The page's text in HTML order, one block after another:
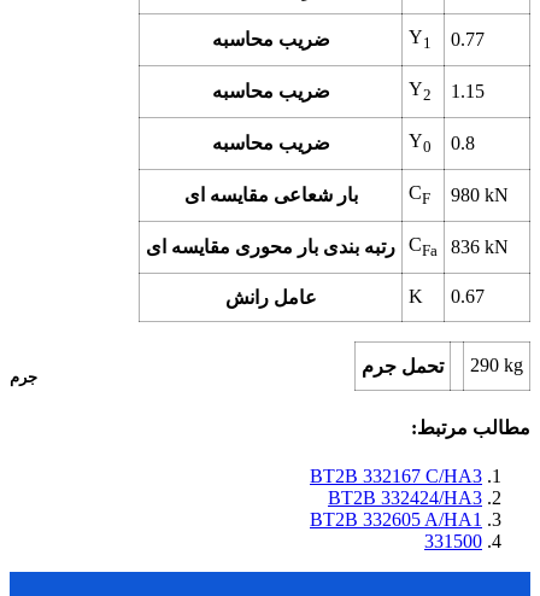
ضریب محاسبه Y1 0.77
ضریب محاسبه Y2 1.15
ضریب محاسبه Y0 0.8
بار شعاعی مقایسه ای CF 980 kN
رتبه بندی بار محوری مقایسه ای CFa 836 kN
عامل رانش K 0.67
جرم
تحمل جرم 290 kg
مطالب مرتبط:
BT2B 332167 C/HA3
BT2B 332424/HA3
BT2B 332605 A/HA1
331500